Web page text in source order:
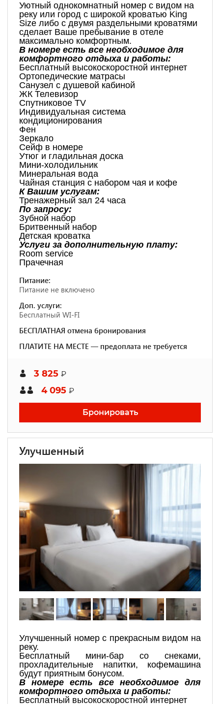
Уютный однокомнатный номер с видом на
реку или город с широкой кроватью King
Size либо с двумя раздельными кроватями
сделает Ваше пребывание в отеле
максимально комфортным.
В номере есть все необходимое для
комфортного отдыха и работы:
Бесплатный высокоскоростной интернет
Ортопедические матрасы
Санузел с душевой кабиной
ЖК Телевизор
Спутниковое TV
Индивидуальная система
кондиционирования
Фен
Зеркало
Сейф в номере
Утюг и гладильная доска
Мини-холодильник
Минеральная вода
Чайная станция с набором чая и кофе
К Вашим услугам:
Тренажерный зал 24 часа
По запросу:
Зубной набор
Бритвенный набор
Детская кроватка
Услуги за дополнительную плату:
Room service
Прачечная
Питание:
Питание не включено
Доп. услуги:
Бесплатный WI-FI
БЕСПЛАТНАЯ отмена бронирования
ПЛАТИТЕ НА МЕСТЕ — предоплата не требуется
3 825 ₽
4 095 ₽
Бронировать
Улучшенный
Улучшенный номер с прекрасным видом на
реку.
Бесплатный мини-бар со снеками,
прохладительные напитки, кофемашина
будут приятным бонусом.
В номере есть все необходимое для
комфортного отдыха и работы:
Бесплатный высокоскоростной интернет